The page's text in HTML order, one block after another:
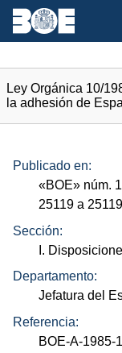
Ley Orgánica 10/
la adhesión de
Publicado en:
«BOE» núm.
25119 a
Sección:
I.
Departamento:
Jefatura del
Referencia:
BOE-A-1985-